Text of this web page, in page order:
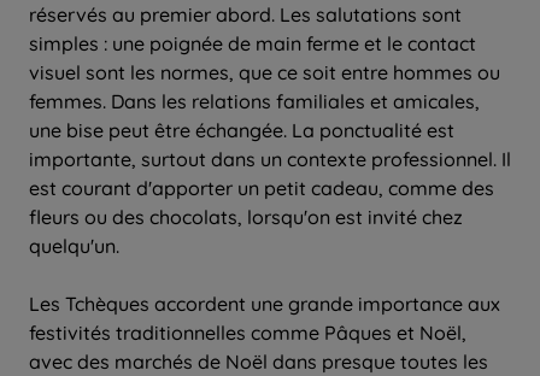
réservés au premier abord. Les salutations sont
simples : une poignée de main ferme et le contact
visuel sont les normes, que ce soit entre hommes ou
femmes. Dans les relations familiales et amicales,
une bise peut être échangée. La ponctualité est
importante, surtout dans un contexte professionnel. Il
est courant d'apporter un petit cadeau, comme des
fleurs ou des chocolats, lorsqu'on est invité chez
quelqu'un.
Les Tchèques accordent une grande importance aux
festivités traditionnelles comme Pâques et Noël,
avec des marchés de Noël dans presque toutes les